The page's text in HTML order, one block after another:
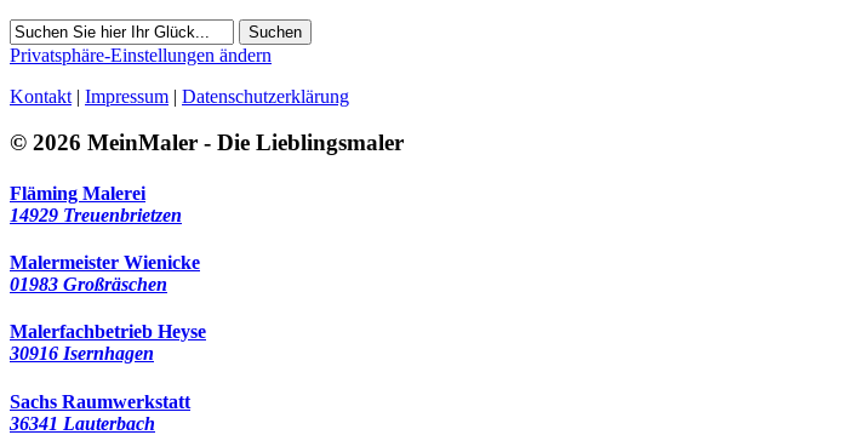
Suchen
Privatsphäre-Einstellungen ändern
Kontakt | Impressum | Datenschutzerklärung
© 2026 MeinMaler - Die Lieblingsmaler
Fläming Malerei
14929 Treuenbrietzen
Malermeister Wienicke
01983 Großräschen
Malerfachbetrieb Heyse
30916 Isernhagen
Sachs Raumwerkstatt
36341 Lauterbach